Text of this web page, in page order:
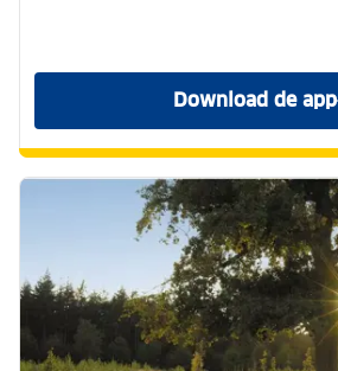
Download de app